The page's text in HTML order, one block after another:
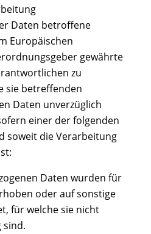
Daten betroffene
Europäischen
gewährte
zu
sie betreffenden
Daten unverzüglich
einer der folgenden
soweit die Verarbeitung
Daten wurden für
oder auf sonstige
für welche sie nicht
sind.